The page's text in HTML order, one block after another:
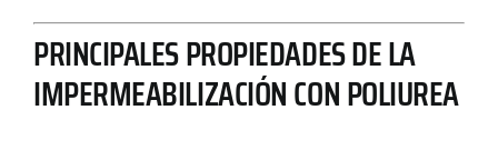
PRINCIPALES PROPIEDADES DE LA
IMPERMEABILIZACIÓN CON POLIUREA